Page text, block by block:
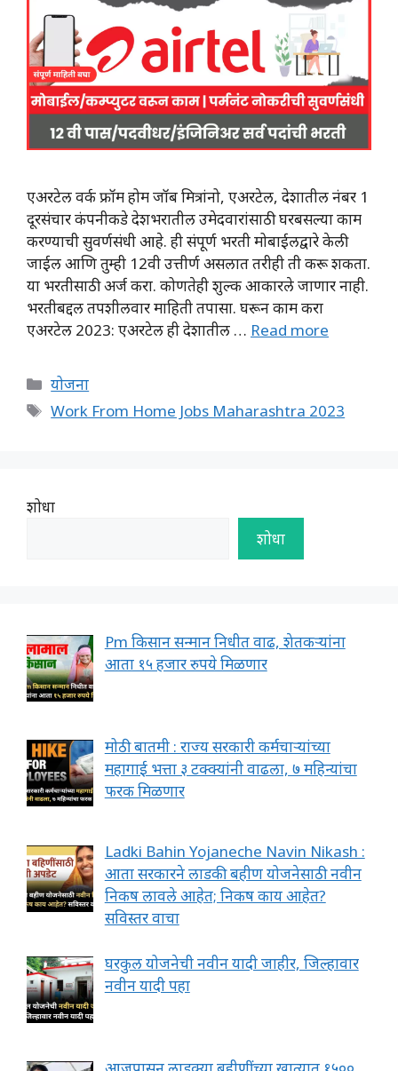
एअरटेल वर्क फ्रॉम होम जॉब मित्रांनो, एअरटेल, देशातील नंबर 1
दूरसंचार कंपनीकडे देशभरातील उमेदवारांसाठी घरबसल्या काम
करण्याची सुवर्णसंधी आहे. ही संपूर्ण भरती मोबाईलद्वारे केली
जाईल आणि तुम्ही 12वी उत्तीर्ण असलात तरीही ती करू शकता.
या भरतीसाठी अर्ज करा. कोणतेही शुल्क आकारले जाणार नाही.
भरतीबद्दल तपशीलवार माहिती तपासा. घरून काम करा
एअरटेल 2023: एअरटेल ही देशातील … Read more
Categories
योजना
Tags
Work From Home Jobs Maharashtra 2023
शोधा
शोधा
Pm किसान सन्मान निधीत वाढ, शेतकऱ्यांना
आता १५ हजार रुपये मिळणार
मोठी बातमी : राज्य सरकारी कर्मचाऱ्यांच्या
महागाई भत्ता ३ टक्क्यांनी वाढला, ७ महिन्यांचा
फरक मिळणार
Ladki Bahin Yojaneche Navin Nikash :
आता सरकारने लाडकी बहीण योजनेसाठी नवीन
निकष लावले आहेत; निकष काय आहेत?
सविस्तर वाचा
घरकुल योजनेची नवीन यादी जाहीर, जिल्हावार
नवीन यादी पहा